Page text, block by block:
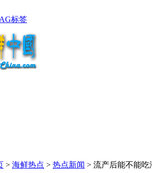
标签
> 海鲜热点 > 热点新闻 > 流产后能不能